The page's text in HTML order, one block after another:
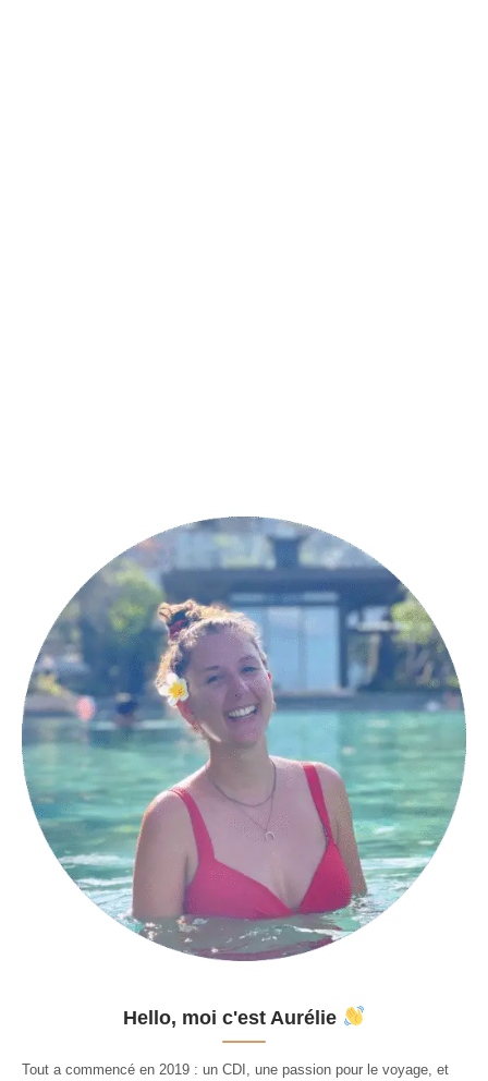
Hello, moi c'est Aurélie
Tout a commencé en 2019 : un CDI, une passion pour le voyage, et